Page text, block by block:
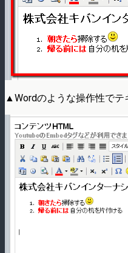
▲Wordのような操作性でテ